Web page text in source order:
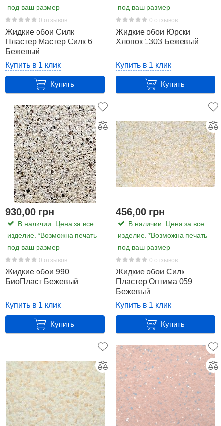
под ваш размер
0 отзывов
Жидкие обои Силк
Пластер Мастер Силк 6
Бежевый
Купить в 1 клик
Купить
под ваш размер
0 отзывов
Жидкие обои Юрски
Хлопок 1303 Бежевый
Купить в 1 клик
Купить
930,00 грн
В наличии. Цена за все
изделие. *Возможна печать
под ваш размер
0 отзывов
Жидкие обои 990
БиоПласт Бежевый
Купить в 1 клик
Купить
456,00 грн
В наличии. Цена за все
изделие. *Возможна печать
под ваш размер
0 отзывов
Жидкие обои Силк
Пластер Оптима 059
Бежевый
Купить в 1 клик
Купить